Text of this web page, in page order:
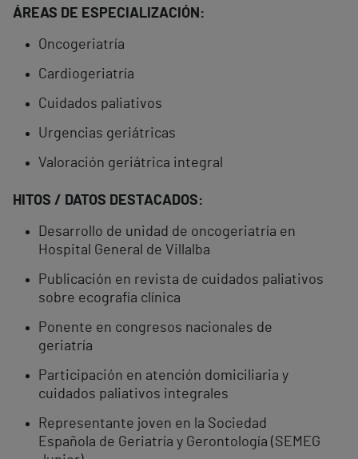
ÁREAS DE ESPECIALIZACIÓN:
Oncogeriatría
Cardiogeriatría
Cuidados paliativos
Urgencias geriátricas
Valoración geriátrica integral
HITOS / DATOS DESTACADOS:
Desarrollo de unidad de oncogeriatría en
Hospital General de Villalba
Publicación en revista de cuidados paliativos
sobre ecografía clínica
Ponente en congresos nacionales de
geriatría
Participación en atención domiciliaria y
cuidados paliativos integrales
Representante joven en la Sociedad
Española de Geriatría y Gerontología (SEMEG